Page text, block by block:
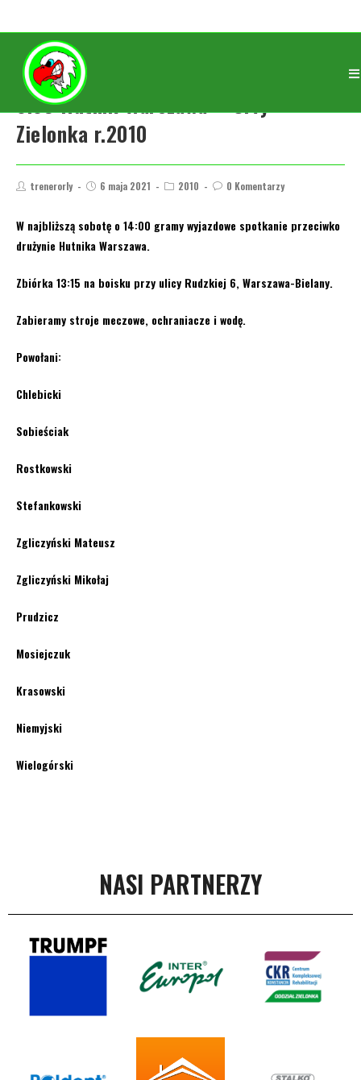
8.05 Hutnik Warszawa – Orły
Zielonka r.2010
trenerorly 6 maja 2021 2010 0 Komentarzy
W najbliższą sobotę o 14:00 gramy wyjazdowe spotkanie przeciwko
drużynie Hutnika Warszawa.
Zbiórka 13:15 na boisku przy ulicy Rudzkiej 6, Warszawa-Bielany.
Zabieramy stroje meczowe, ochraniacze i wodę.
Powołani:
Chlebicki
Sobieściak
Rostkowski
Stefankowski
Zgliczyński Mateusz
Zgliczyński Mikołaj
Prudzicz
Mosiejczuk
Krasowski
Niemyjski
Wielogórski
NASI PARTNERZY